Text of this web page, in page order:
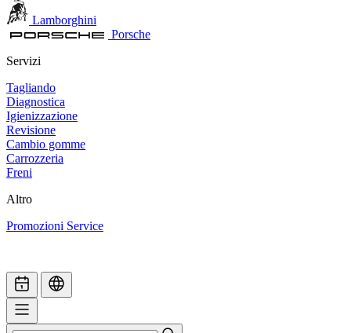
Lamborghini
Porsche
Servizi
Tagliando
Diagnostica
Igienizzazione
Revisione
Cambio gomme
Carrozzeria
Freni
Altro
Promozioni Service